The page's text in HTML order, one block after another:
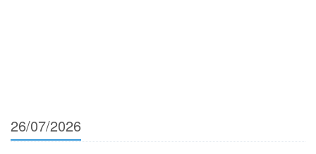
26/07/2026